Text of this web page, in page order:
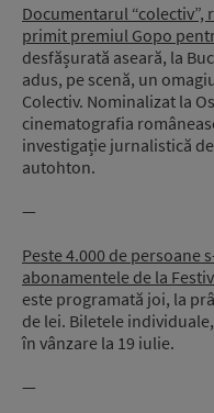
Documentarul “colectiv”,
primit premiul Gopo
desfășurată aseară, la
adus, pe scenă, un
Colectiv. Nominalizat la
cinematografia
investigație jurnalistică
autohton.
—
Peste 4.000 de persoane
abonamentele de la
este programată joi, la
de lei. Biletele
în vânzare la 19 iulie.
—